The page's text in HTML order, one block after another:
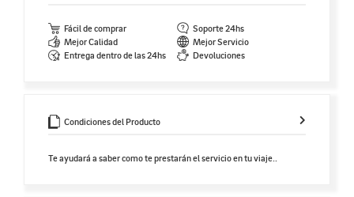
Fácil de comprar
Soporte 24hs
Mejor Calidad
Mejor Servicio
Entrega dentro de las 24hs
Devoluciones
Condiciones del Producto
Te ayudará a saber como te prestarán el servicio en tu viaje..